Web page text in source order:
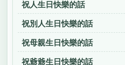
祝人生日快樂的話
祝別人生日快樂的話
祝母親生日快樂的話
祝爺爺生日快樂的話